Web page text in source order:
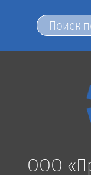
ООО